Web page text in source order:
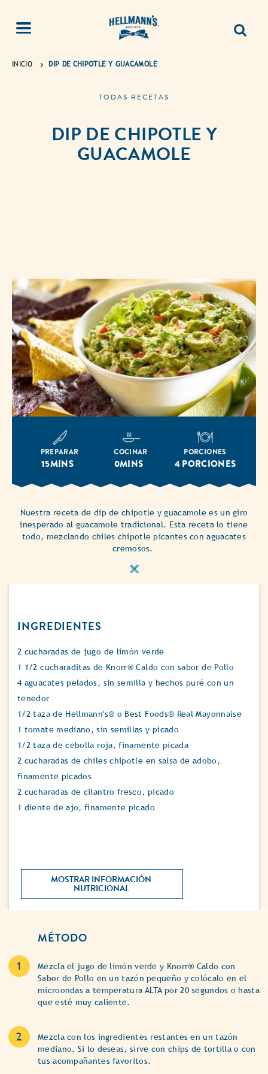
INICIO DIP DE CHIPOTLE Y GUACAMOLE
TODAS RECETAS
DIP DE CHIPOTLE Y
GUACAMOLE
PREPARAR
15MINS
COCINAR
0MINS
PORCIONES
4 PORCIONES
Nuestra receta de dip de chipotle y guacamole es un giro
inesperado al guacamole tradicional. Esta receta lo tiene
todo, mezclando chiles chipotle picantes con aguacates
cremosos.
INGREDIENTES
2 cucharadas de jugo de limón verde
1 1/2 cucharaditas de Knorr® Caldo con sabor de Pollo
4 aguacates pelados, sin semilla y hechos puré con un
tenedor
1/2 taza de Hellmann's® o Best Foods® Real Mayonnaise
1 tomate mediano, sin semillas y picado
1/2 taza de cebolla roja, finamente picada
2 cucharadas de chiles chipotle en salsa de adobo,
finamente picados
2 cucharadas de cilantro fresco, picado
1 diente de ajo, finamente picado
MOSTRAR INFORMACIÓN
NUTRICIONAL
MÉTODO
Mezcla el jugo de limón verde y Knorr® Caldo con
Sabor de Pollo en un tazón pequeño y colócalo en el
microondas a temperatura ALTA por 20 segundos o hasta
que esté muy caliente.
Mezcla con los ingredientes restantes en un tazón
mediano. Si lo deseas, sirve con chips de tortilla o con
tus acompañantes favoritos.